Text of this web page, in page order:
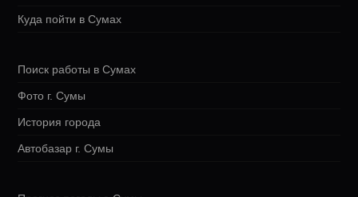
Куда пойти в Сумах
Поиск работы в Сумах
Фото г. Сумы
История города
Автобазар г. Сумы